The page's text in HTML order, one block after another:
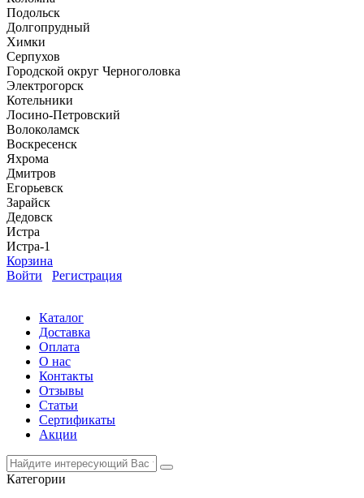
Подольск
Долгопрудный
Химки
Серпухов
Городской округ Черноголовка
Электрогорск
Котельники
Лосино-Петровский
Волоколамск
Воскресенск
Яхрома
Дмитров
Егорьевск
Зарайск
Дедовск
Истра
Истра-1
Корзина
Войти
Регистрация
Каталог
Доставка
Оплата
О нас
Контакты
Отзывы
Статьи
Сертификаты
Акции
Категории